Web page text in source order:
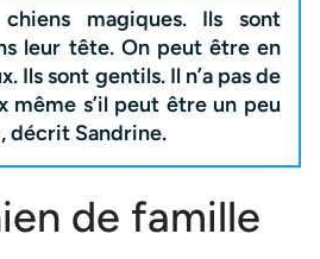
magiques. Ils sont
leur tête. On peut être en
Ils sont gentils. Il n’a pas de
même s’il peut être un peu
décrit Sandrine.
de famille